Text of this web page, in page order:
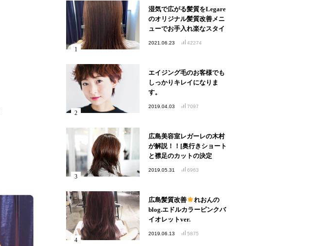
湿気で広がる髪質をLegare
のオリジナル髪質改善メニ
ューでお手入れ楽なスタイ
2021.06.23 42274
エイジング毛のお客様でも
しっかりキレイになりま
す。
2019.04.03 7097
広島美容室レガーレの木村
が解説！！[奥行きショート
と襟足のカットの決定
2019.05.31 6963
広島髪質改善
れおんの
blog.エドルカラーピンクバ
イオレットver.
2019.06.13 5875